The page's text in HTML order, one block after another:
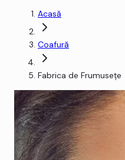
Acasă
Coafură
Fabrica de Frumuseţe